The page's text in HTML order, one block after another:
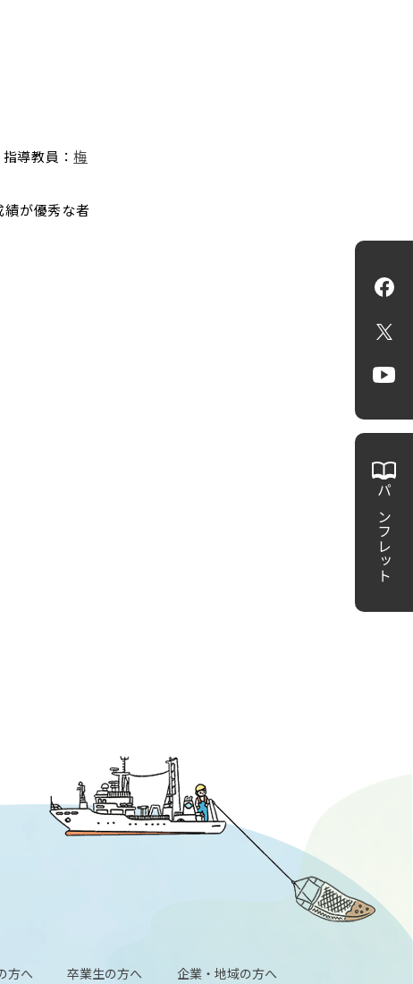
指導教員：梅
績が優秀な者
X
パンフレット
方へ 卒業生の方へ
企業・地域の方へ